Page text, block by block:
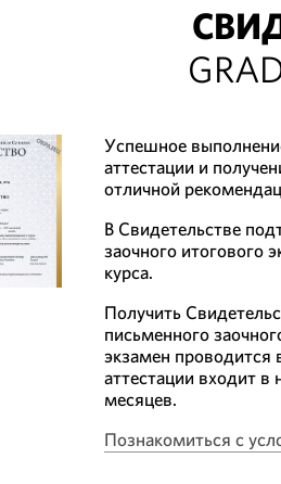
Успешное
аттестации и
отличной
В Свидетельстве
заочного итогового
курса.
Получить
письменного
экзамен проводится
аттестации входит
месяцев.
Познакомиться с